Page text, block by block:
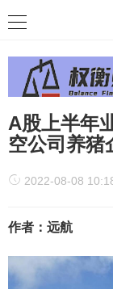
A股上半年
空公司养猪
2022-08-08
作者：远航